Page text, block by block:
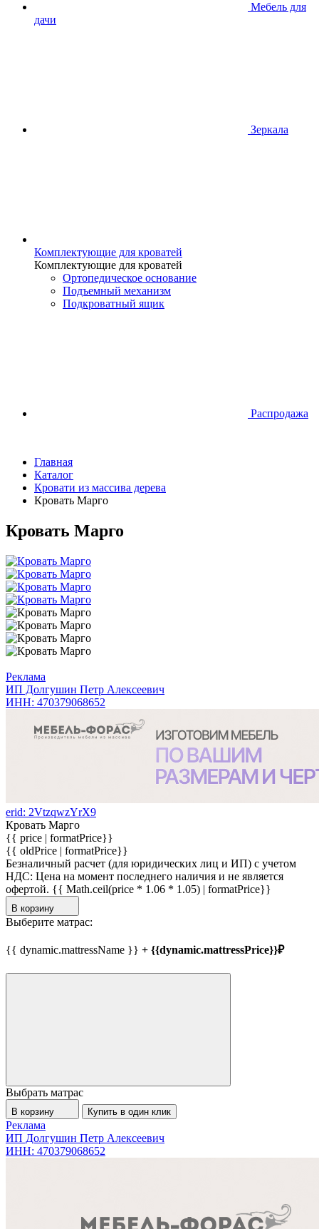
Мебель для
дачи
Зеркала
Комплектующие для кроватей
Комплектующие для кроватей
Ортопедическое основание
Подъемный механизм
Подкроватный ящик
Распродажа
Главная
Каталог
Кровати из массива дерева
Кровать Марго
Кровать Марго
Реклама
ИП Долгушин Петр Алексеевич
ИНН: 470379068652
erid: 2VtzqwzYrX9
Кровать Марго
{{ price | formatPrice}}
{{ oldPrice | formatPrice}}
Безналичный расчет (для юридических лиц и ИП) с учетом
НДС: Цена на момент последнего наличия и не является
офертой. {{ Math.ceil(price * 1.06 * 1.05) | formatPrice}}
В корзину
Выберите матрас:
{{ dynamic.mattressName }} + {{dynamic.mattressPrice}}₽
Выбрать матрас
В корзину Купить в один клик
Реклама
ИП Долгушин Петр Алексеевич
ИНН: 470379068652